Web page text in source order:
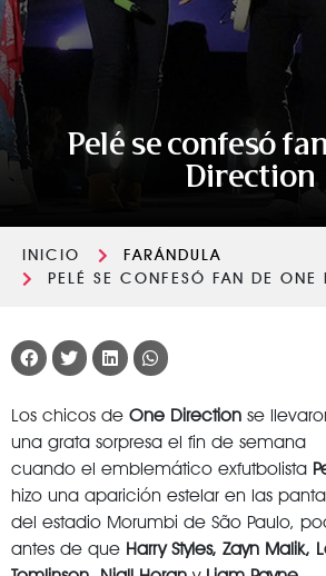
Pelé se confesó
Direction
INICIO
FARÁNDULA
PELÉ SE CONFESÓ FAN DE ONE
Los chicos de One Direction se
una grata sorpresa el fin de semana
cuando el emblemático exfutbolista
hizo una aparición estelar en las
del estadio Morumbi de São Paulo,
antes de que Harry Styles, Zayn Malik,